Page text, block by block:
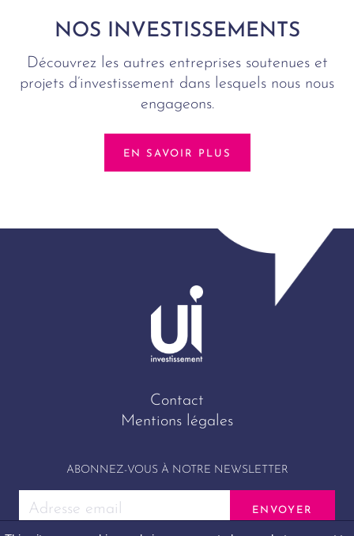
NOS INVESTISSEMENTS
Découvrez les autres entreprises soutenues et
projets d’investissement dans lesquels nous nous
engageons.
EN SAVOIR PLUS
Contact
Mentions légales
ABONNEZ-VOUS À NOTRE NEWSLETTER